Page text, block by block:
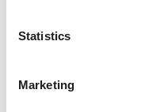
Statistics
Marketing
Deel dit artikel